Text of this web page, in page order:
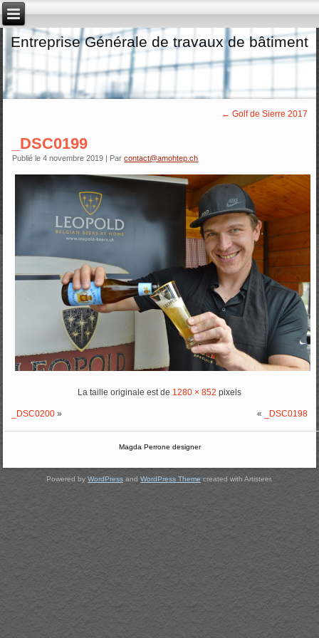
Entreprise Générale de travaux de bâtiment
← Golf de Sierre 2017
_DSC0199
Publié le 4 novembre 2019 | Par contact@amohtep.ch
La taille originale est de 1280 × 852 pixels
_DSC0200 » « _DSC0198
Magda Perrone designer
Powered by WordPress and WordPress Theme created with Artisteer.